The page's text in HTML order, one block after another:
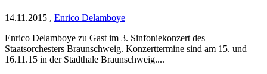
14.11.2015 , Enrico Delamboye
Enrico Delamboye zu Gast im 3. Sinfoniekonzert des
Staatsorchesters Braunschweig. Konzerttermine sind am 15. und
16.11.15 in der Stadthale Braunschweig....